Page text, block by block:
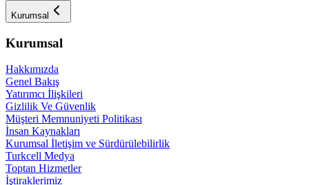
Kurumsal
Kurumsal
Hakkımızda
Genel Bakış
Yatırımcı İlişkileri
Gizlilik Ve Güvenlik
Müşteri Memnuniyeti Politikası
İnsan Kaynakları
Kurumsal İletişim ve Sürdürülebilirlik
Turkcell Medya
Toptan Hizmetler
İştiraklerimiz